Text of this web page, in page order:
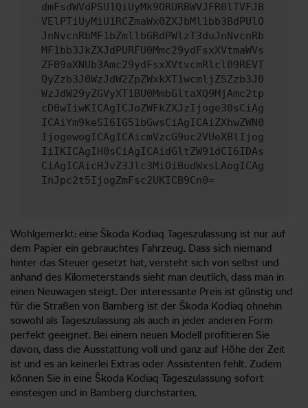
dmFsdWVdPSU1QiUyMk9ORURBWVJFR0lTVFJB
VElPTiUyMiU1RCZmaWx0ZXJbMl1bb3BdPUlO
JnNvcnRbMF1bZmllbGRdPWlzT3duJnNvcnRb
MF1bb3JkZXJdPURFU0Mmc29ydFsxXVtmaWVs
ZF09aXNUb3Amc29ydFsxXVtvcmRlcl09REVT
QyZzb3J0WzJdW2ZpZWxkXT1wcmljZSZzb3J0
WzJdW29yZGVyXT1BU0MmbGltaXQ9MjAmc2tp
cD0wIiwKICAgICJoZWFkZXJzIjoge30sCiAg
ICAiYm9keSI6IG51bGwsCiAgICAiZXhwZWN0
IjogewogICAgICAicmVzcG9uc2VUeXBlIjog
IiIKICAgIH0sCiAgICAidGltZW91dCI6IDAs
CiAgICAicHJvZ3Jlc3MiOiBudWxsLAogICAg
InJpc2t5IjogZmFsc2UKICB9Cn0=
Wohlgemerkt: eine Škoda Kodiaq Tageszulassung ist nur auf
dem Papier ein gebrauchtes Fahrzeug. Dass sich niemand
hinter das Steuer gesetzt hat, versteht sich von selbst und
anhand des Kilometerstands sieht man deutlich, dass man in
einen Neuwagen steigt. Der interessante Preis ist günstig und
für die Straßen von Bamberg ist der Škoda Kodiaq ohnehin
sowohl als Tageszulassung als auch in jeder anderen Form
perfekt geeignet. Bei einem neuen Modell profitieren Sie
davon, dass die Ausstattung voll und ganz auf Höhe der Zeit
ist und es an keinerlei Extras oder Assistenten fehlt. Zudem
können Sie in eine Škoda Kodiaq Tageszulassung sofort
einsteigen und in Bamberg durchstarten.